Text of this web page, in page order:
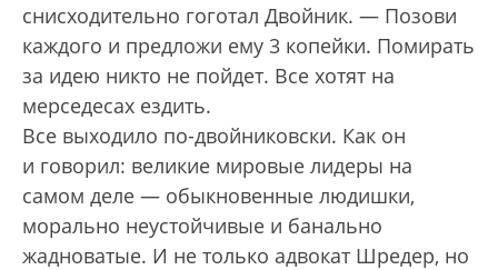
снисходительно гоготал Двойник. — Позови
каждого и предложи ему 3 копейки. Помирать
за идею никто не пойдет. Все хотят на
мерседесах ездить.
Все выходило по-двойниковски. Как он
и говорил: великие мировые лидеры на
самом деле — обыкновенные людишки,
морально неустойчивые и банально
жадноватые. И не только адвокат Шредер, но